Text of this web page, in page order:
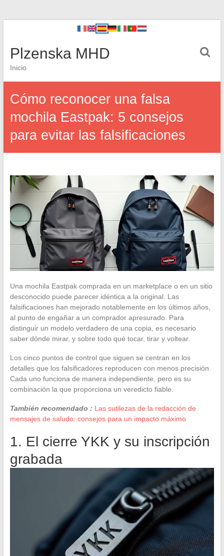
Plzenska MHD
Inicio
Cómo reconocer una falsa
mochila Eastpak: 5 consejos
para evitar las falsificaciones
Una mochila Eastpak comprada en un marketplace o en un sitio
desconocido puede parecer idéntica a la original. Las
falsificaciones han mejorado notablemente en los últimos años,
al punto de engañar a un comprador apresurado. Para
distinguir un modelo verdadero de una copia, es necesario
saber dónde mirar, y sobre todo qué tocar, tirar y voltear.
Los cinco puntos de control que siguen se centran en los
detalles que los falsificadores reproducen con menos precisión.
Cada uno funciona de manera independiente, pero es su
combinación la que proporciona un veredicto fiable.
También recomendado : Las sutilezas de la redacción de
mensajes de saludo: consejos para un impacto máximo
1. El cierre YKK y su inscripción
grabada